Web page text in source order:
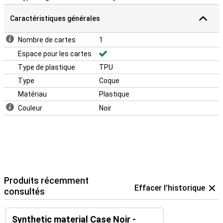
Caractéristiques générales
Nombre de cartes
1
Espace pour les cartes
Type de plastique
TPU
Type
Coque
Matériau
Plastique
Couleur
Noir
Produits récemment
consultés
Effacer l'historique
Synthetic material Case Noir -